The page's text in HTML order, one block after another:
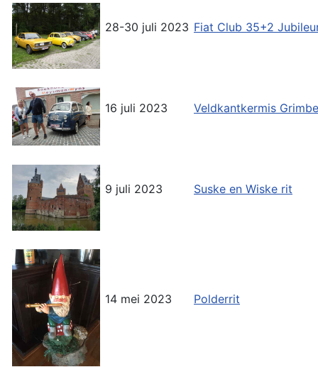
28-30 juli 2023 Fiat Club 35+2
16 juli 2023 Veldkantkermis
9 juli 2023 Suske en Wiske rit
14 mei 2023 Polderrit